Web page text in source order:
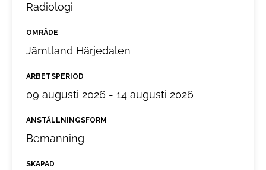
Radiologi
OMRÅDE
Jämtland Härjedalen
ARBETSPERIOD
09 augusti 2026 - 14 augusti 2026
ANSTÄLLNINGSFORM
Bemanning
SKAPAD